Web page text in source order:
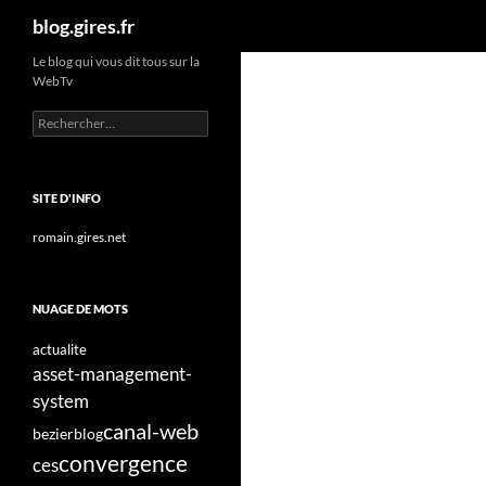
Aller
contenu
blog.gires.fr
Le blog qui vous dit tous sur la
WebTv
Rechercher :
SITE D'INFO
romain.gires.net
NUAGE DE MOTS
actualite
asset-management-
system
bezierblogcanal-web
cesconvergence